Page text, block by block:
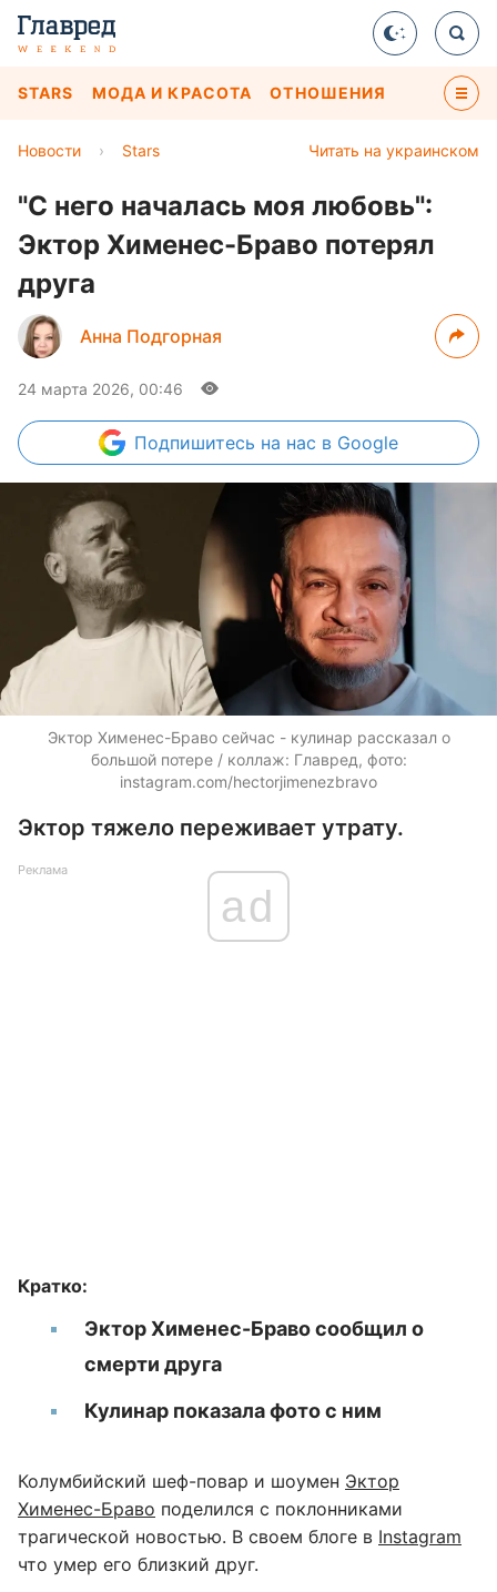
STARS МОДА И КРАСОТА ОТНОШЕНИЯ
Читать на украинском
Новости › Stars
"С него началась моя любовь":
Эктор Хименес-Браво потерял
друга
Анна Подгорная
24 марта 2026, 00:46
Подпишитесь на нас в Google
Эктор Хименес-Браво сейчас - кулинар рассказал о
большой потере / коллаж: Главред, фото:
instagram.com/hectorjimenezbravo
Эктор тяжело переживает утрату.
Реклама
ad
Кратко:
Эктор Хименес-Браво сообщил о
смерти друга
Кулинар показала фото с ним
Колумбийский шеф-повар и шоумен Эктор
Хименес-Браво поделился с поклонниками
трагической новостью. В своем блоге в Instagram
что умер его близкий друг.